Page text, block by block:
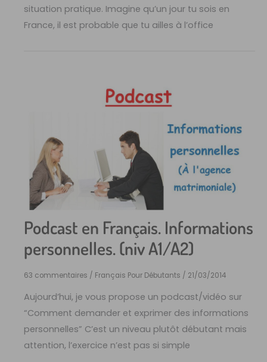
situation pratique. Imagine qu’un jour tu sois en
France, il est probable que tu ailles à l’office
Podcast en Français. Informations
personnelles. (niv A1/A2)
63 commentaires / Français Pour Débutants / 21/03/2014
Aujourd’hui, je vous propose un podcast/vidéo sur
“Comment demander et exprimer des informations
personnelles” C’est un niveau plutôt débutant mais
attention, l’exercice n’est pas si simple